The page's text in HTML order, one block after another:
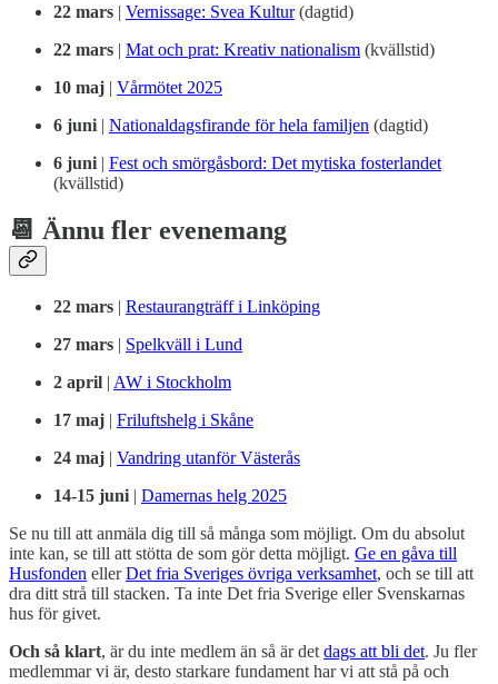
22 mars | Vernissage: Svea Kultur(dagtid)
22 mars | Mat och prat: Kreativ nationalism (kvällstid)
10 maj | Vårmötet 2025
6 juni | Nationaldagsfirande för hela familjen (dagtid)
6 juni | Fest och smörgåsbord: Det mytiska fosterlandet
(kvällstid)
📆 Ännu fler evenemang
22 mars | Restaurangträff i Linköping
27 mars | Spelkväll i Lund
2 april | AW i Stockholm
17 maj | Friluftshelg i Skåne
24 maj | Vandring utanför Västerås
14-15 juni| Damernas helg 2025
Se nu till att anmäla dig till så många som möjligt. Om du absolut
inte kan, se till att stötta de som gör detta möjligt. Ge en gåva till
Husfonden ellerDet fria Sveriges övriga verksamhet, och se till att
dra ditt strå till stacken. Ta inte Det fria Sverige eller Svenskarnas
hus för givet.
Och så klart, är du inte medlem än så är detdags att bli det. Ju fler
medlemmar vi är, desto starkare fundament har vi att stå på och